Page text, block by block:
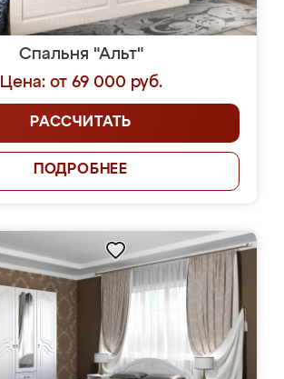
Спальня "Альт"
Цена: от 69 000 руб.
РАССЧИТАТЬ
ПОДРОБНЕЕ